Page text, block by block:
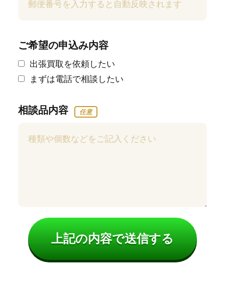
ご希望の申込み内容
出張買取を依頼したい
まずは電話で相談したい
相談品内容 任意